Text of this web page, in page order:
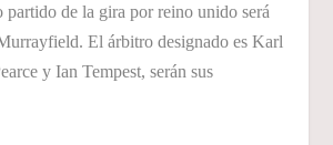
de la gira por reino unido será
El árbitro designado es Karl
y Ian Tempest, serán sus